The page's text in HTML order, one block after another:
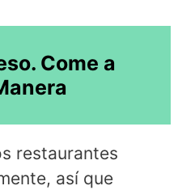
Come a
restaurantes
así que